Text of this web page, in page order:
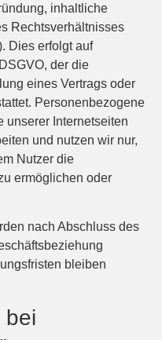
inhaltliche
Rechtsverhältnisses
Dies erfolgt auf
der die
eines Vertrags oder
Personenbezogene
unserer Internetseiten
und nutzen wir nur,
Nutzer die
ermöglichen oder
nach Abschluss des
bleiben
bei